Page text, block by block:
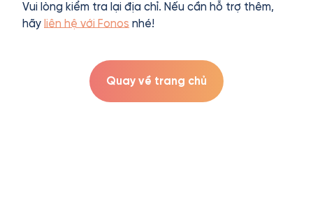
Vui lòng kiểm tra lại địa chỉ. Nếu cần hỗ trợ thêm,
hãy liên hệ với Fonos nhé!
Quay về trang chủ